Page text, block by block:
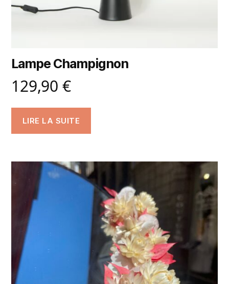
Lampe Champignon
129,90 €
LIRE LA SUITE